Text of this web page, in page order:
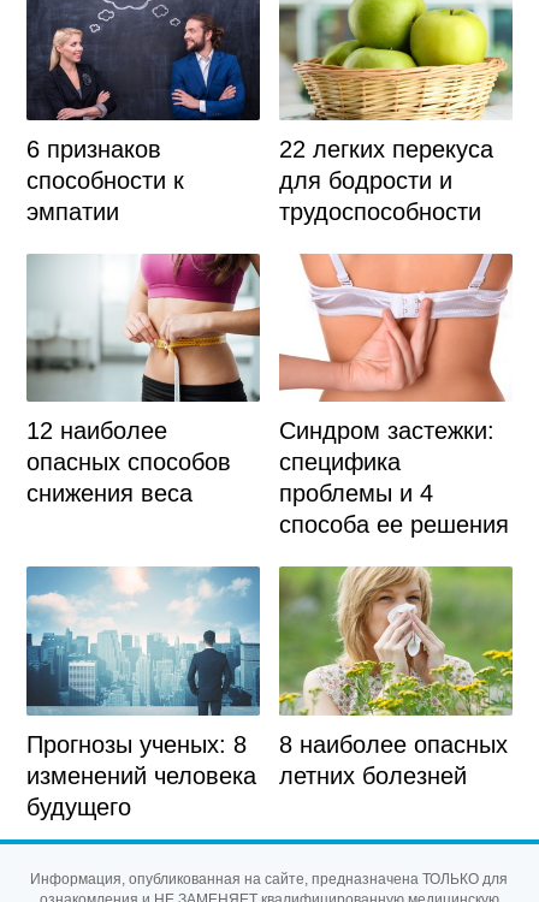
6 признаков
способности к
эмпатии
22 легких перекуса
для бодрости и
трудоспособности
12 наиболее
опасных способов
снижения веса
Синдром застежки:
специфика
проблемы и 4
способа ее решения
Прогнозы ученых: 8
изменений человека
будущего
8 наиболее опасных
летних болезней
Информация, опубликованная на сайте, предназначена ТОЛЬКО для